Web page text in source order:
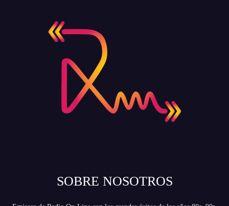
SOBRE NOSOTROS